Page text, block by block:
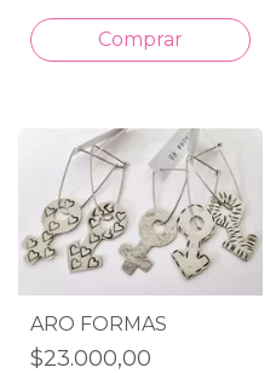
Comprar
ARO FORMAS
$23.000,00